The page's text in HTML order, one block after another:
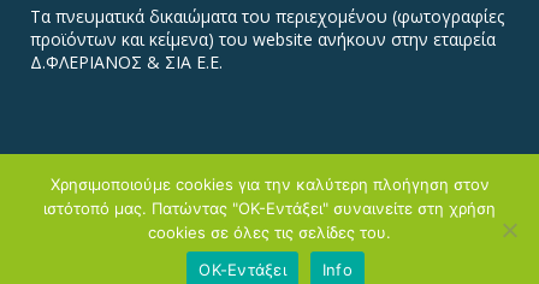
Τα πνευματικά δικαιώματα του περιεχομένου (φωτογραφίες
προϊόντων και κείμενα) του website ανήκουν στην εταιρεία
Δ.ΦΛΕΡΙΑΝΟΣ & ΣΙΑ Ε.Ε.
Copyright © Φλεριανός
Εταιρεία Κατάστημα Προϊόντα
Νέα-Media Επικοινωνία
Χρησιμοποιούμε cookies για την καλύτερη πλοήγηση στον
ιστότοπό μας. Πατώντας "ΟΚ-Εντάξει" συναινείτε στη χρήση
cookies σε όλες τις σελίδες του.
ΟΚ-Εντάξει
Info